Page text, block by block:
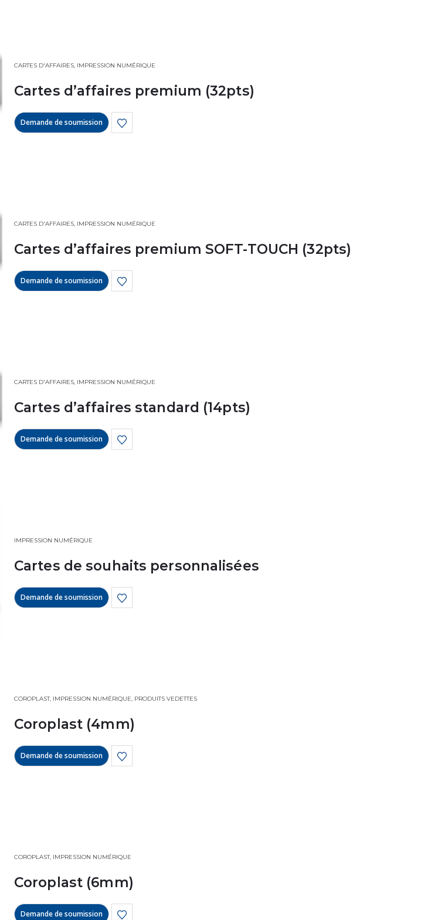
CARTES D'AFFAIRES, IMPRESSION NUMÉRIQUE
Cartes d’affaires premium (32pts)
Demande de soumission
CARTES D'AFFAIRES, IMPRESSION NUMÉRIQUE
Cartes d’affaires premium SOFT-TOUCH (32pts)
Demande de soumission
CARTES D'AFFAIRES, IMPRESSION NUMÉRIQUE
Cartes d’affaires standard (14pts)
Demande de soumission
IMPRESSION NUMÉRIQUE
Cartes de souhaits personnalisées
Demande de soumission
COROPLAST, IMPRESSION NUMÉRIQUE, PRODUITS VEDETTES
Coroplast (4mm)
Demande de soumission
COROPLAST, IMPRESSION NUMÉRIQUE
Coroplast (6mm)
Demande de soumission